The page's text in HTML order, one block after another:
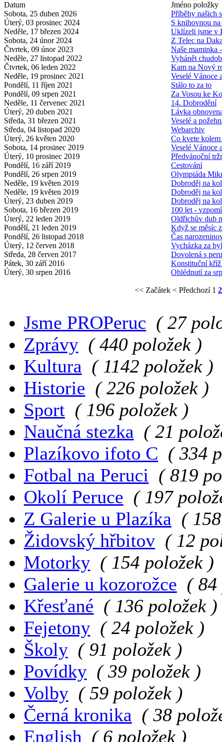
Datum
Jméno položky
Sobota, 25 duben 2026
Příběhy našich
Úterý, 03 prosinec 2024
S knihovnou na
Neděle, 17 březen 2024
Uklízeli jsme v
Sobota, 24 únor 2024
Z Telec na
Čtvrtek, 09 únor 2023
Naše maminka
Neděle, 27 listopad 2022
Vyhánět
Čtvrtek, 06 leden 2022
Kam na Nový
Neděle, 19 prosinec 2021
Veselé Vánoce
Pondělí, 11 říjen 2021
Stálo to za to
Pondělí, 09 srpen 2021
Za Vosou ke
Neděle, 11 červenec 2021
14. Dobrodění
Úterý, 20 duben 2021
Lávka
Středa, 31 březen 2021
Veselé a
Středa, 04 listopad 2020
Webarchiv
Úterý, 26 květen 2020
Co kvete kolem
Sobota, 14 prosinec 2019
Veselé Vánoce
Úterý, 10 prosinec 2019
Předvánoční
Pondělí, 16 září 2019
Cestování
Pondělí, 26 srpen 2019
Olympiáda
Neděle, 19 květen 2019
Dobroděj na
Neděle, 19 květen 2019
Dobroděj na
Úterý, 23 duben 2019
Dobroděj na
Sobota, 16 březen 2019
100 let -
Úterý, 22 leden 2019
Oldřichův dub
Pondělí, 21 leden 2019
Když se měsíc
Pondělí, 26 listopad 2018
Čas
Úterý, 12 červen 2018
Vycházka za
Středa, 28 červen 2017
Dovolená s
Pátek, 30 září 2016
Konstituční
Úterý, 30 srpen 2016
Ohlédnutí za
<< Začátek < Předchozí 1 2
Jsme PROPeruc ( 27
Zprávy ( 440 položek )
Kultura ( 1142 položek )
Historie ( 226 položek )
Sport ( 196 položek )
Naučná stezka ( 21
Plazíkovo ifoto C ( 334
Fotbal na Peruci ( 819
Okolí Peruce ( 197
Z Galerie u Plazíka (
Židovský hřbitov ( 12
Motorky ( 154 položek )
Galerie u kozorožce ( 84
Křesťané ( 136 položek )
Fejetony ( 24 položek )
Školy ( 91 položek )
Povídky ( 39 položek )
Volby ( 59 položek )
Černá kronika ( 38
English ( 6 položek )